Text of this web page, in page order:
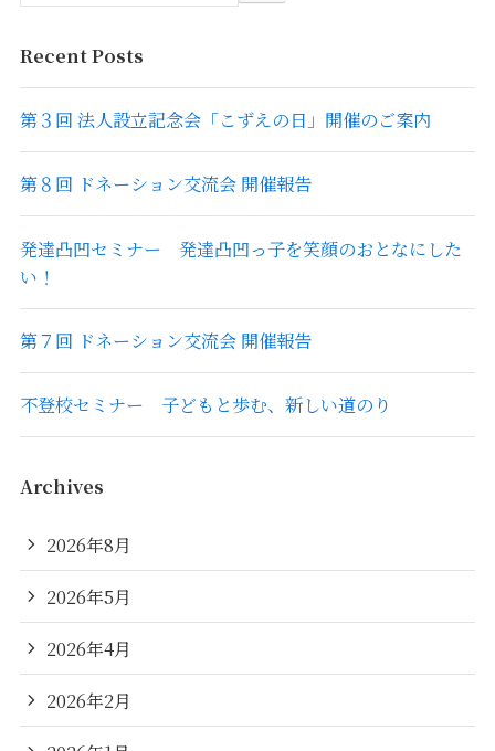
Recent Posts
第３回 法人設立記念会「こずえの日」開催のご案内
第８回 ドネーション交流会 開催報告
発達凸凹セミナー 発達凸凹っ子を笑顔のおとなにした
い！
第７回 ドネーション交流会 開催報告
不登校セミナー 子どもと歩む、新しい道のり
Archives
2026年8月
2026年5月
2026年4月
2026年2月